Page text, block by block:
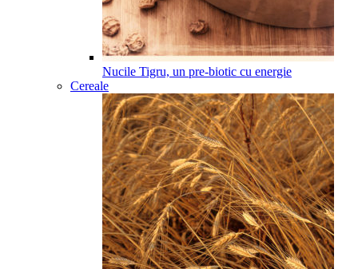
Nucile Tigru, un pre-biotic cu energie
Cereale